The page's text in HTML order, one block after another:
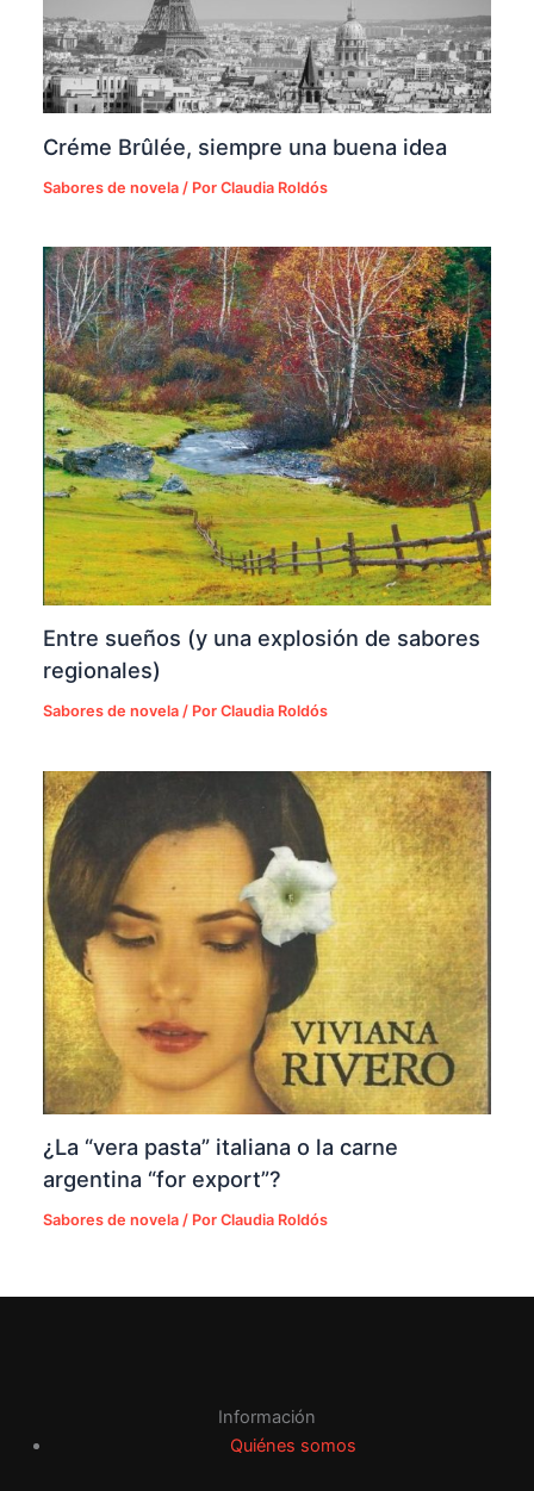
Créme Brûlée, siempre una buena idea
Sabores de novela / PorClaudia Roldós
Entre sueños (y una explosión de sabores
regionales)
Sabores de novela / PorClaudia Roldós
¿La “vera pasta” italiana o la carne
argentina “for export”?
Sabores de novela / PorClaudia Roldós
Información
Quiénes somos